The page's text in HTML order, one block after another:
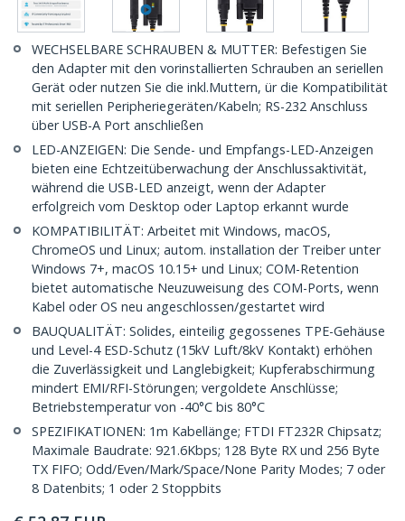
WECHSELBARE SCHRAUBEN & MUTTER: Befestigen Sie
den Adapter mit den vorinstallierten Schrauben an seriellen
Gerät oder nutzen Sie die inkl.Muttern, ür die Kompatibilität
mit seriellen Peripheriegeräten/Kabeln; RS-232 Anschluss
über USB-A Port anschließen
LED-ANZEIGEN: Die Sende- und Empfangs-LED-Anzeigen
bieten eine Echtzeitüberwachung der Anschlussaktivität,
während die USB-LED anzeigt, wenn der Adapter
erfolgreich vom Desktop oder Laptop erkannt wurde
KOMPATIBILITÄT: Arbeitet mit Windows, macOS,
ChromeOS und Linux; autom. installation der Treiber unter
Windows 7+, macOS 10.15+ und Linux; COM-Retention
bietet automatische Neuzuweisung des COM-Ports, wenn
Kabel oder OS neu angeschlossen/gestartet wird
BAUQUALITÄT: Solides, einteilig gegossenes TPE-Gehäuse
und Level-4 ESD-Schutz (15kV Luft/8kV Kontakt) erhöhen
die Zuverlässigkeit und Langlebigkeit; Kupferabschirmung
mindert EMI/RFI-Störungen; vergoldete Anschlüsse;
Betriebstemperatur von -40°C bis 80°C
SPEZIFIKATIONEN: 1m Kabellänge; FTDI FT232R Chipsatz;
Maximale Baudrate: 921.6Kbps; 128 Byte RX und 256 Byte
TX FIFO; Odd/Even/Mark/Space/None Parity Modes; 7 oder
8 Datenbits; 1 oder 2 Stoppbits